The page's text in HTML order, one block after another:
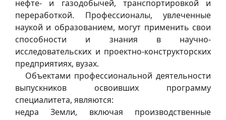
нефте- и газодобычей, транспортировкой и
переработкой. Профессионалы, увлеченные
наукой и образованием, могут применить свои
способности и знания в научно-
исследовательских и проектно-конструкторских
предприятиях, вузах.
Объектами профессиональной деятельности
выпускников освоивших программу
специалитета, являются:
недра Земли, включая производственные